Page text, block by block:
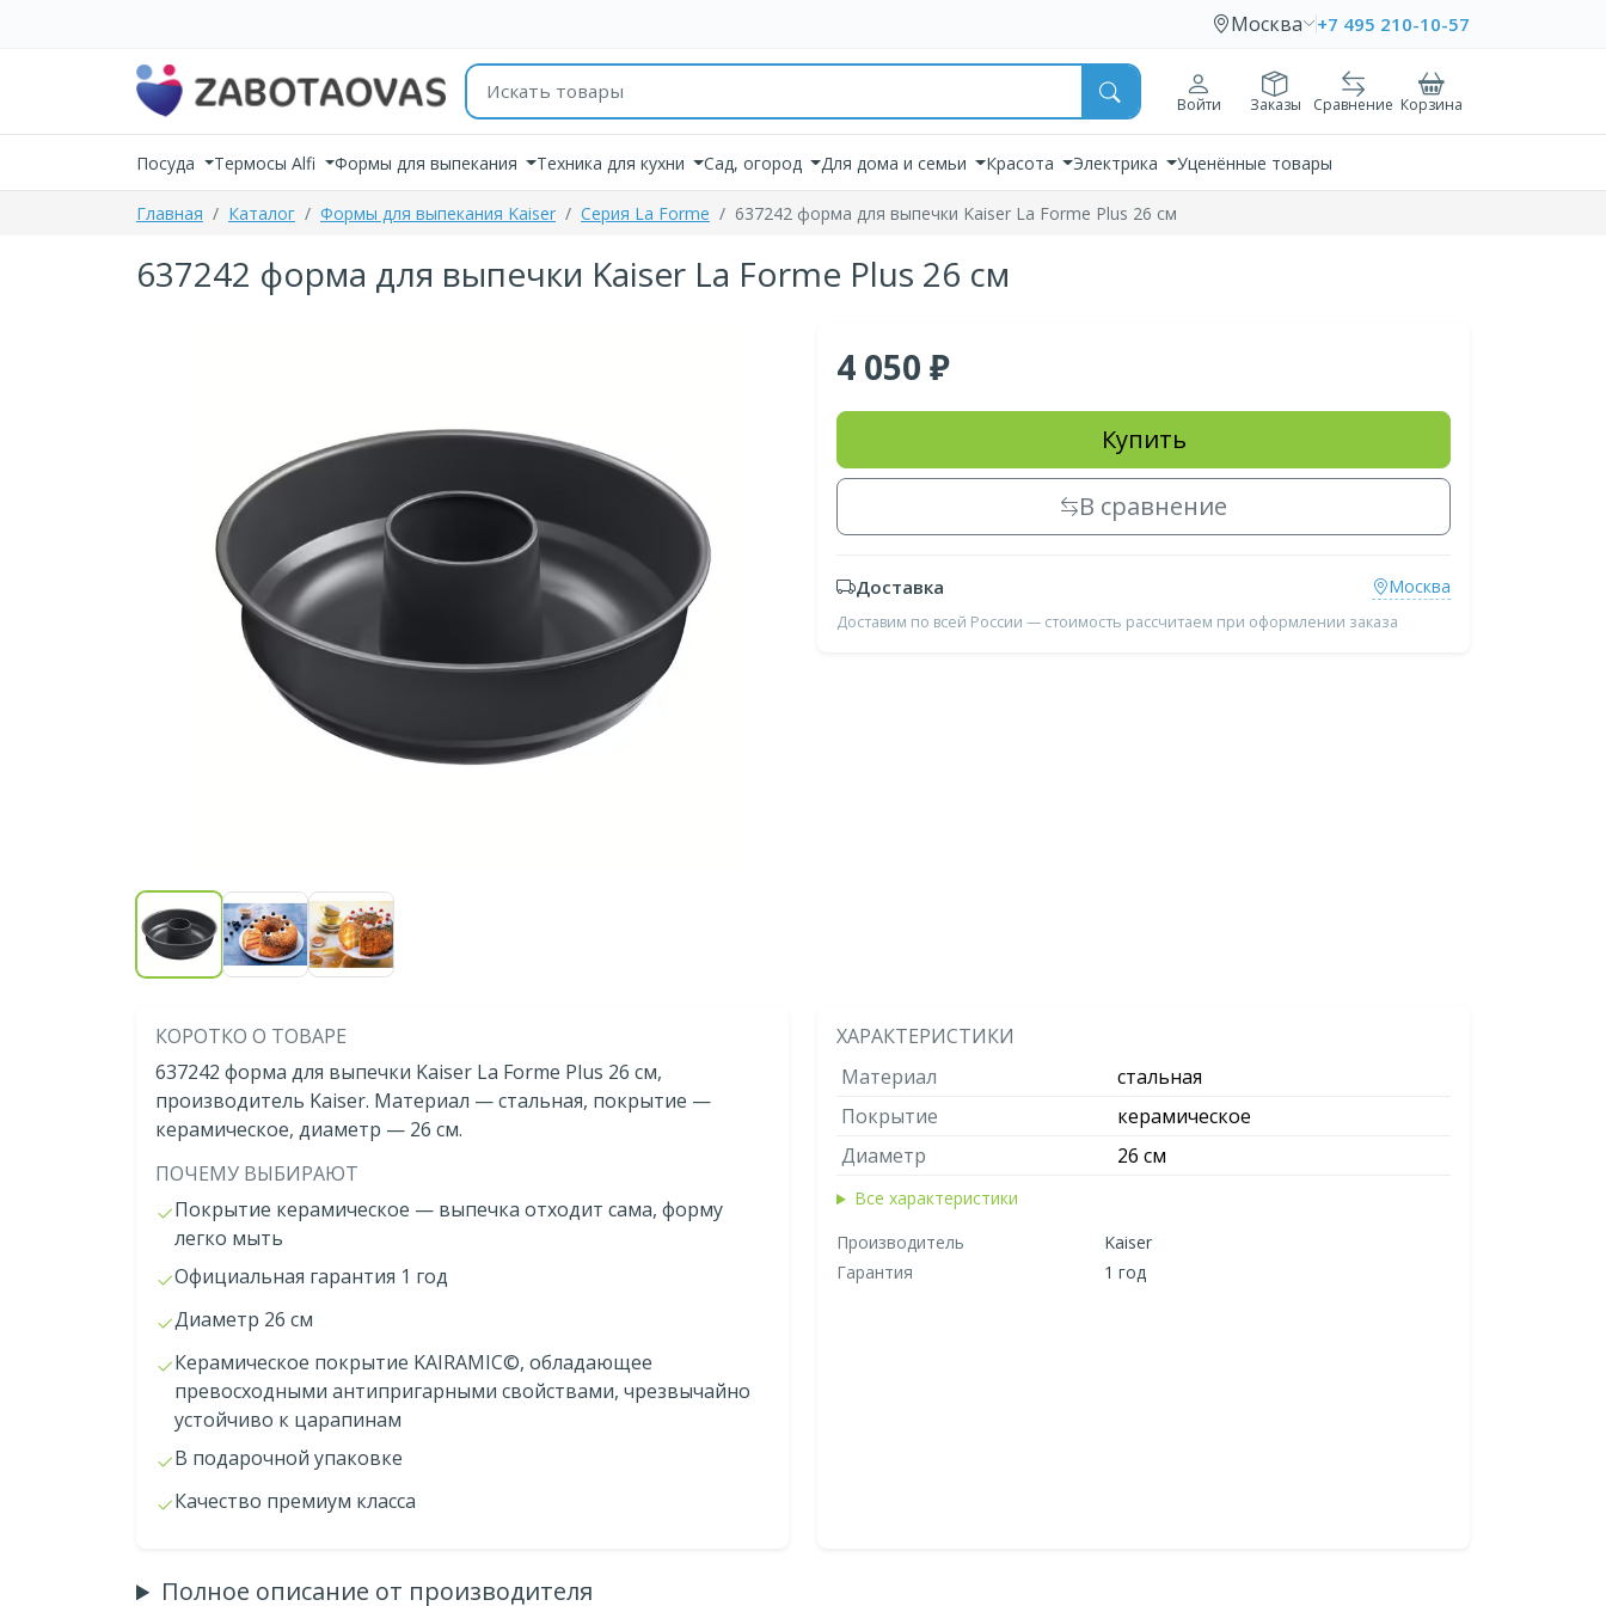
Москва +7 495 210-10-57
Поиск товаров
Войти Заказы Сравнение Корзина
Посуда Термосы Alfi Формы для выпекания Техника для кухни Сад, огород Для дома и семьи Красота Электрика Уценённые товары
Главная Каталог Формы для выпекания Kaiser Серия La Forme 637242 форма для выпечки Kaiser La Forme Plus 26 см
637242 форма для выпечки Kaiser La Forme Plus 26 см
4 050
Купить
В сравнение
Доставка Москва
Доставим по всей России — стоимость рассчитаем при оформлении заказа
КОРОТКО О ТОВАРЕ
637242 форма для выпечки Kaiser La Forme Plus 26 см,
производитель Kaiser. Материал — стальная, покрытие —
керамическое, диаметр — 26 см.
ПОЧЕМУ ВЫБИРАЮТ
Покрытие керамическое — выпечка отходит сама, форму
легко мыть
Официальная гарантия 1 год
Диаметр 26 см
Керамическое покрытие KAIRAMIC©, обладающее
превосходными антипригарными свойствами, чрезвычайно
устойчиво к царапинам
В подарочной упаковке
Качество премиум класса
ХАРАКТЕРИСТИКИ
Материал
стальная
Покрытие
керамическое
Диаметр
26 см
Все характеристики
Производитель
Kaiser
Гарантия
1 год
Полное описание от производителя